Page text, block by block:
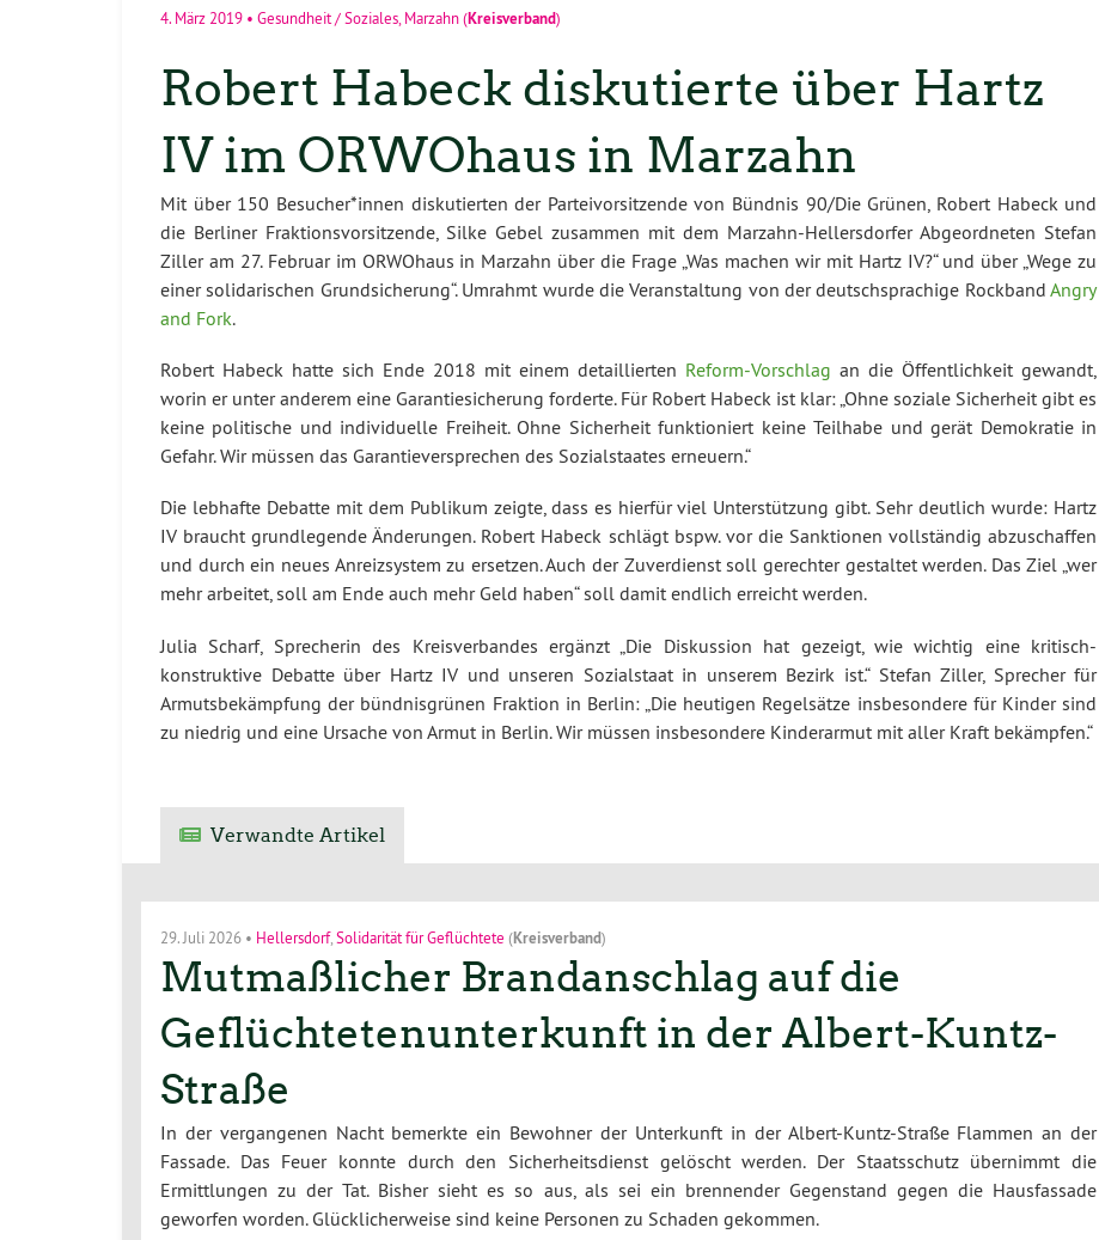
4. März 2019 • Gesundheit / Soziales,Marzahn(Kreisverband)
Robert Habeck diskutierte über Hartz
IV im ORWOhaus in Marzahn
Mit über 150 Besucher*innen diskutierten der Parteivorsitzende von Bündnis 90/Die Grünen, Robert Habeck und
die Berliner Fraktionsvorsitzende, Silke Gebel zusammen mit dem Marzahn-Hellersdorfer Abgeordneten Stefan
Ziller am 27. Februar im ORWOhaus in Marzahn über die Frage „Was machen wir mit Hartz IV?“ und über „Wege zu
einer solidarischen Grundsicherung“. Umrahmt wurde die Veranstaltung von der deutschsprachige RockbandAngry
and Fork.
Robert Habeck hatte sich Ende 2018 mit einem detaillierten Reform-Vorschlag an die Öffentlichkeit gewandt,
worin er unter anderem eine Garantiesicherung forderte. Für Robert Habeck ist klar: „Ohne soziale Sicherheit gibt es
keine politische und individuelle Freiheit. Ohne Sicherheit funktioniert keine Teilhabe und gerät Demokratie in
Gefahr. Wir müssen das Garantieversprechen des Sozialstaates erneuern.“
Die lebhafte Debatte mit dem Publikum zeigte, dass es hierfür viel Unterstützung gibt. Sehr deutlich wurde: Hartz
IV braucht grundlegende Änderungen. Robert Habeck schlägt bspw. vor die Sanktionen vollständig abzuschaffen
und durch ein neues Anreizsystem zu ersetzen. Auch der Zuverdienst soll gerechter gestaltet werden. Das Ziel „wer
mehr arbeitet, soll am Ende auch mehr Geld haben“ soll damit endlich erreicht werden.
Julia Scharf, Sprecherin des Kreisverbandes ergänzt „Die Diskussion hat gezeigt, wie wichtig eine kritisch-
konstruktive Debatte über Hartz IV und unseren Sozialstaat in unserem Bezirk ist.“ Stefan Ziller, Sprecher für
Armutsbekämpfung der bündnisgrünen Fraktion in Berlin: „Die heutigen Regelsätze insbesondere für Kinder sind
zu niedrig und eine Ursache von Armut in Berlin. Wir müssen insbesondere Kinderarmut mit aller Kraft bekämpfen.“
Verwandte Artikel
29. Juli 2026 • Hellersdorf, Solidarität für Geflüchtete (Kreisverband)
Mutmaßlicher Brandanschlag auf die
Geflüchtetenunterkunft in der Albert-Kuntz-
Straße
In der vergangenen Nacht bemerkte ein Bewohner der Unterkunft in der Albert-Kuntz-Straße Flammen an der
Fassade. Das Feuer konnte durch den Sicherheitsdienst gelöscht werden. Der Staatsschutz übernimmt die
Ermittlungen zu der Tat. Bisher sieht es so aus, als sei ein brennender Gegenstand gegen die Hausfassade
geworfen worden. Glücklicherweise sind keine Personen zu Schaden gekommen.